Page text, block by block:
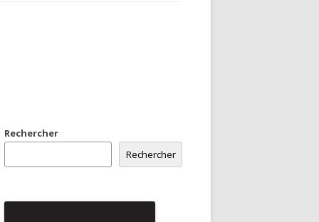
Rechercher
Rechercher